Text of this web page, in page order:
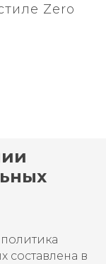
Zero
составлена в